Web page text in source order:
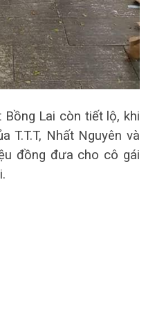
Lai còn tiết lộ, khi
T.T.T, Nhất Nguyên và
đồng đưa cho cô gái